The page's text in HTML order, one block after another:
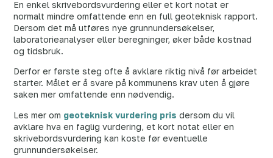
En enkel skrivebordsvurdering eller et kort notat er
normalt mindre omfattende enn en full geoteknisk rapport.
Dersom det må utføres nye grunnundersøkelser,
laboratorieanalyser eller beregninger, øker både kostnad
og tidsbruk.
Derfor er første steg ofte å avklare riktig nivå før arbeidet
starter. Målet er å svare på kommunens krav uten å gjøre
saken mer omfattende enn nødvendig.
Les mer om geoteknisk vurdering pris dersom du vil
avklare hva en faglig vurdering, et kort notat eller en
skrivebordsvurdering kan koste før eventuelle
grunnundersøkelser.